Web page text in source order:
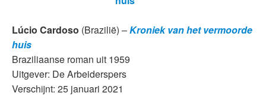
Lúcio Cardoso (Brazilië) –Kroniek van het vermoorde
huis
Braziliaanse roman uit 1959
Uitgever: De Arbeiderspers
Verschijnt: 25 januari 2021